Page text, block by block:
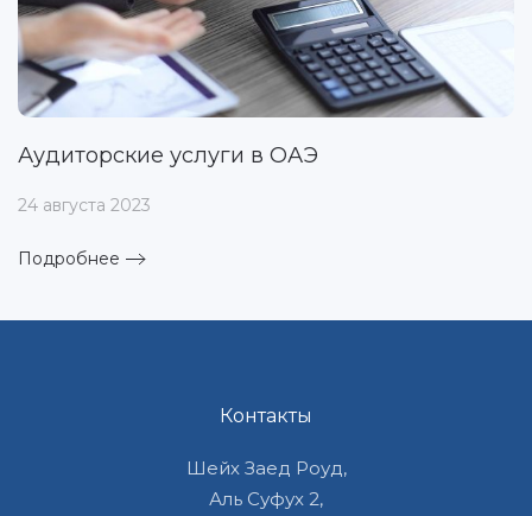
Аудиторские услуги в ОАЭ
24 августа 2023
Подробнее
Контакты
Шейх Заед Роуд,
Аль Суфух 2,